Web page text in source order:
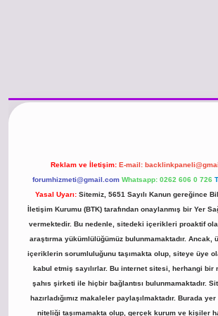
Reklam ve İletişim: E-mail:
forumhizmeti@gmail.com Whatsapp: 0262 606 0 726
Yasal Uyarı: Sitemiz, 5651 Sayılı Kanun gereğince
İletişim Kurumu (BTK) tarafından onaylanmış bir Yer
vermektedir. Bu nedenle, sitedeki içerikleri proaktif
araştırma yükümlülüğümüz bulunmamaktadır. Ancak,
içeriklerin sorumluluğunu taşımakta olup, siteye üye
kabul etmiş sayılırlar. Bu internet sitesi, herhangi bir
şahıs şirketi ile hiçbir bağlantısı bulunmamaktadır.
hazırladığımız makaleler paylaşılmaktadır. Burada
niteliği taşımamakta olup, gerçek kurum ve kişiler